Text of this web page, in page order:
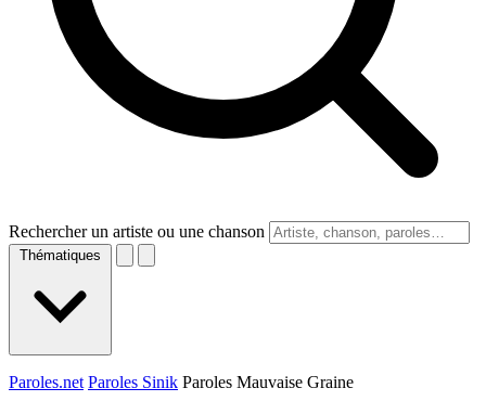
Rechercher un artiste ou une chanson
Thématiques
Paroles.net Paroles Sinik Paroles Mauvaise Graine